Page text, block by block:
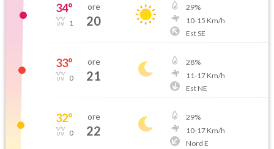
34°
1
ore
20
29%
10-15 Km/h
Est SE
33°
0
ore
21
28%
11-17Km/h
Est NE
32°
0
ore
22
29%
10-17Km/h
Nord E